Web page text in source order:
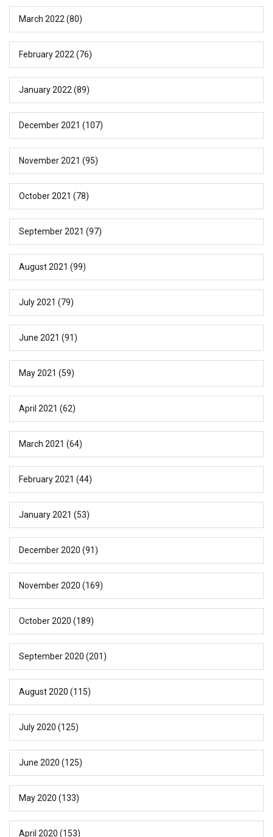
March 2022 (80)
February 2022 (76)
January 2022 (89)
December 2021 (107)
November 2021 (95)
October 2021 (78)
September 2021 (97)
August 2021 (99)
July 2021 (79)
June 2021 (91)
May 2021 (59)
April 2021 (62)
March 2021 (64)
February 2021 (44)
January 2021 (53)
December 2020 (91)
November 2020 (169)
October 2020 (189)
September 2020 (201)
August 2020 (115)
July 2020 (125)
June 2020 (125)
May 2020 (133)
April 2020 (153)